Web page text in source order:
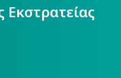
Εκστρατείας